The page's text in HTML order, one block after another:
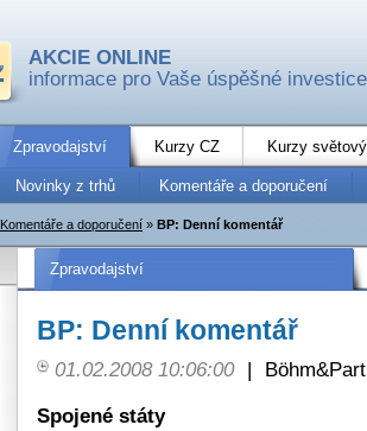
AKCIE ONLINE
informace pro Vaše úspěšné investice
Zpravodajství Kurzy CZ Kurzy
Novinky z trhů Komentáře a doporučení
Komentáře a doporučení » BP: Denní komentář
Zpravodajství
BP: Denní komentář
01.02.2008 10:06:00 |
Spojené státy